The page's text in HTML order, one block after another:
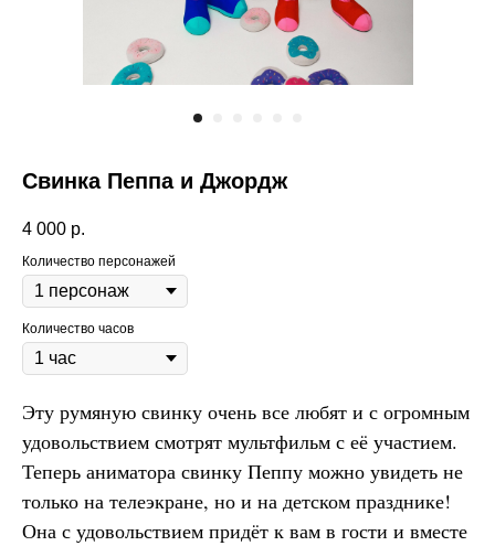
Свинка Пеппа и Джордж
4 000 р.
Количество персонажей
Количество часов
Эту румяную свинку очень все любят и с огромным
удовольствием смотрят мультфильм с её участием.
Теперь аниматора свинку Пеппу можно увидеть не
только на телеэкране, но и на детском празднике!
Она с удовольствием придёт к вам в гости и вместе